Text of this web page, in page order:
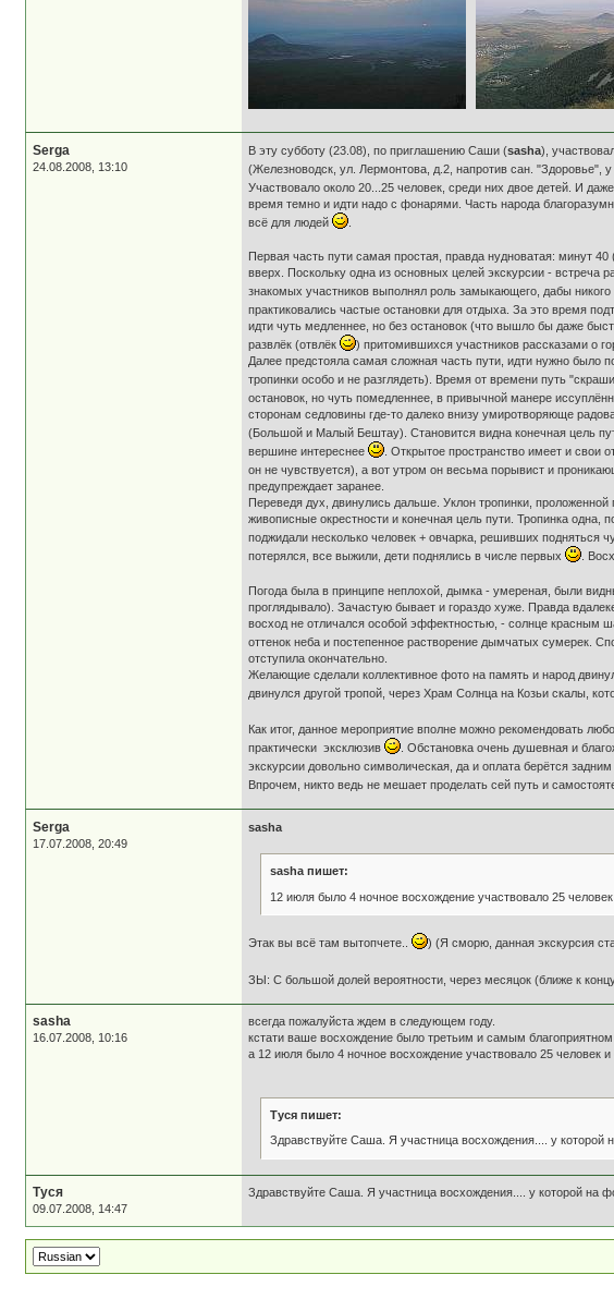
Serga
24.08.2008, 13:10
В эту субботу (23.08), по приглашению Саши (sasha),
(Железноводск, ул. Лермонтова, д.2, напротив сан. "Здоровье",
Участвовало около 20...25 человек, среди них двое детей. И
время темно и идти надо с фонарями. Часть народа
всё для людей
Первая часть пути самая простая, правда нудноватая: минут
вверх. Поскольку одна из основных целей экскурсии -
знакомых участников выполнял роль замыкающего, дабы никого
практиковались частые остановки для отдыха. За это время
идти чуть медленнее, но без остановок (что вышло бы даже
развлёк (отвлёк
) притомившихся участников рассказами о
Далее предстояла самая сложная часть пути, идти нужно было
тропинки особо и не разглядеть). Время от времени путь
остановок, но чуть помедленнее, в привычной манере
сторонам седловины где-то далеко внизу умиротворяюще
(Большой и Малый Бештау). Становится видна конечная цель
вершине интереснее
. Открытое пространство имеет и свои
он не чувствуется), а вот утром он весьма порывист и
предупреждает заранее.
Переведя дух, двинулись дальше. Уклон тропинки,
живописные окрестности и конечная цель пути. Тропинка
поджидали несколько человек + овчарка, решивших подняться
потерялся, все выжили, дети поднялись в числе первых
.
Погода была в принципе неплохой, дымка - умереная, были
проглядывало). Зачастую бывает и гораздо хуже. Правда
восход не отличался особой эффектностью, - солнце красным
оттенок неба и постепенное растворение дымчатых сумерек.
отступила окончательно.
Желающие сделали коллективное фото на память и народ
двинулся другой тропой, через Храм Солнца на Козьи скалы,
Как итог, данное мероприятие вполне можно рекомендовать
практически эксклюзив
. Обстановка очень душевная и
экскурсии довольно символическая, да и оплата берётся
Впрочем, никто ведь не мешает проделать сей путь и
Serga
17.07.2008, 20:49
sasha
sasha пишет:
12 июля было 4 ночное восхождение участвовало 25 человек
Этак вы всё там вытопчете.. ) (Я сморю, данная экскурсия
ЗЫ: С большой долей вероятности, через месяцок (ближе к
sasha
16.07.2008, 10:16
всегда пожалуйста ждем в следующем году.
кстати ваше восхождение было третьим и самым благоприятном
а 12 июля было 4 ночное восхождение участвовало 25 человек
Туся пишет:
Здравствуйте Саша. Я участница восхождения.... у которой
Туся
09.07.2008, 14:47
Здравствуйте Саша. Я участница восхождения.... у которой на